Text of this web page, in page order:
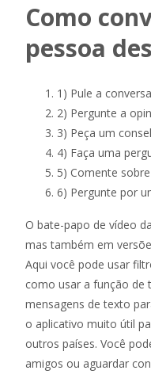
Como
pessoa
1) Pule a
2) Pergunte a
3) Peça um
4) Faça uma
5) Comente
6) Pergunte por
O bate-papo de vídeo
mas também em
Aqui você pode usar
como usar a função de
mensagens de texto
o aplicativo muito útil
outros países. Você
amigos ou aguardar